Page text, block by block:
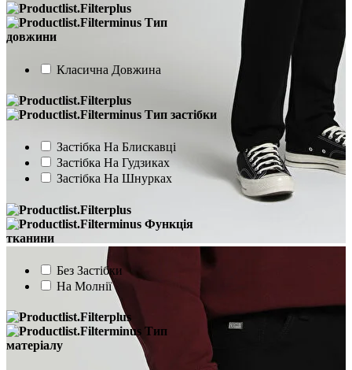
Тип
довжини
Класична Довжина
Тип застібки
Застібка На Блискавці
Застібка На Гудзиках
Застібка На Шнурках
Функція
тканини
Без Застібки
На Молнії
Тип
матеріалу